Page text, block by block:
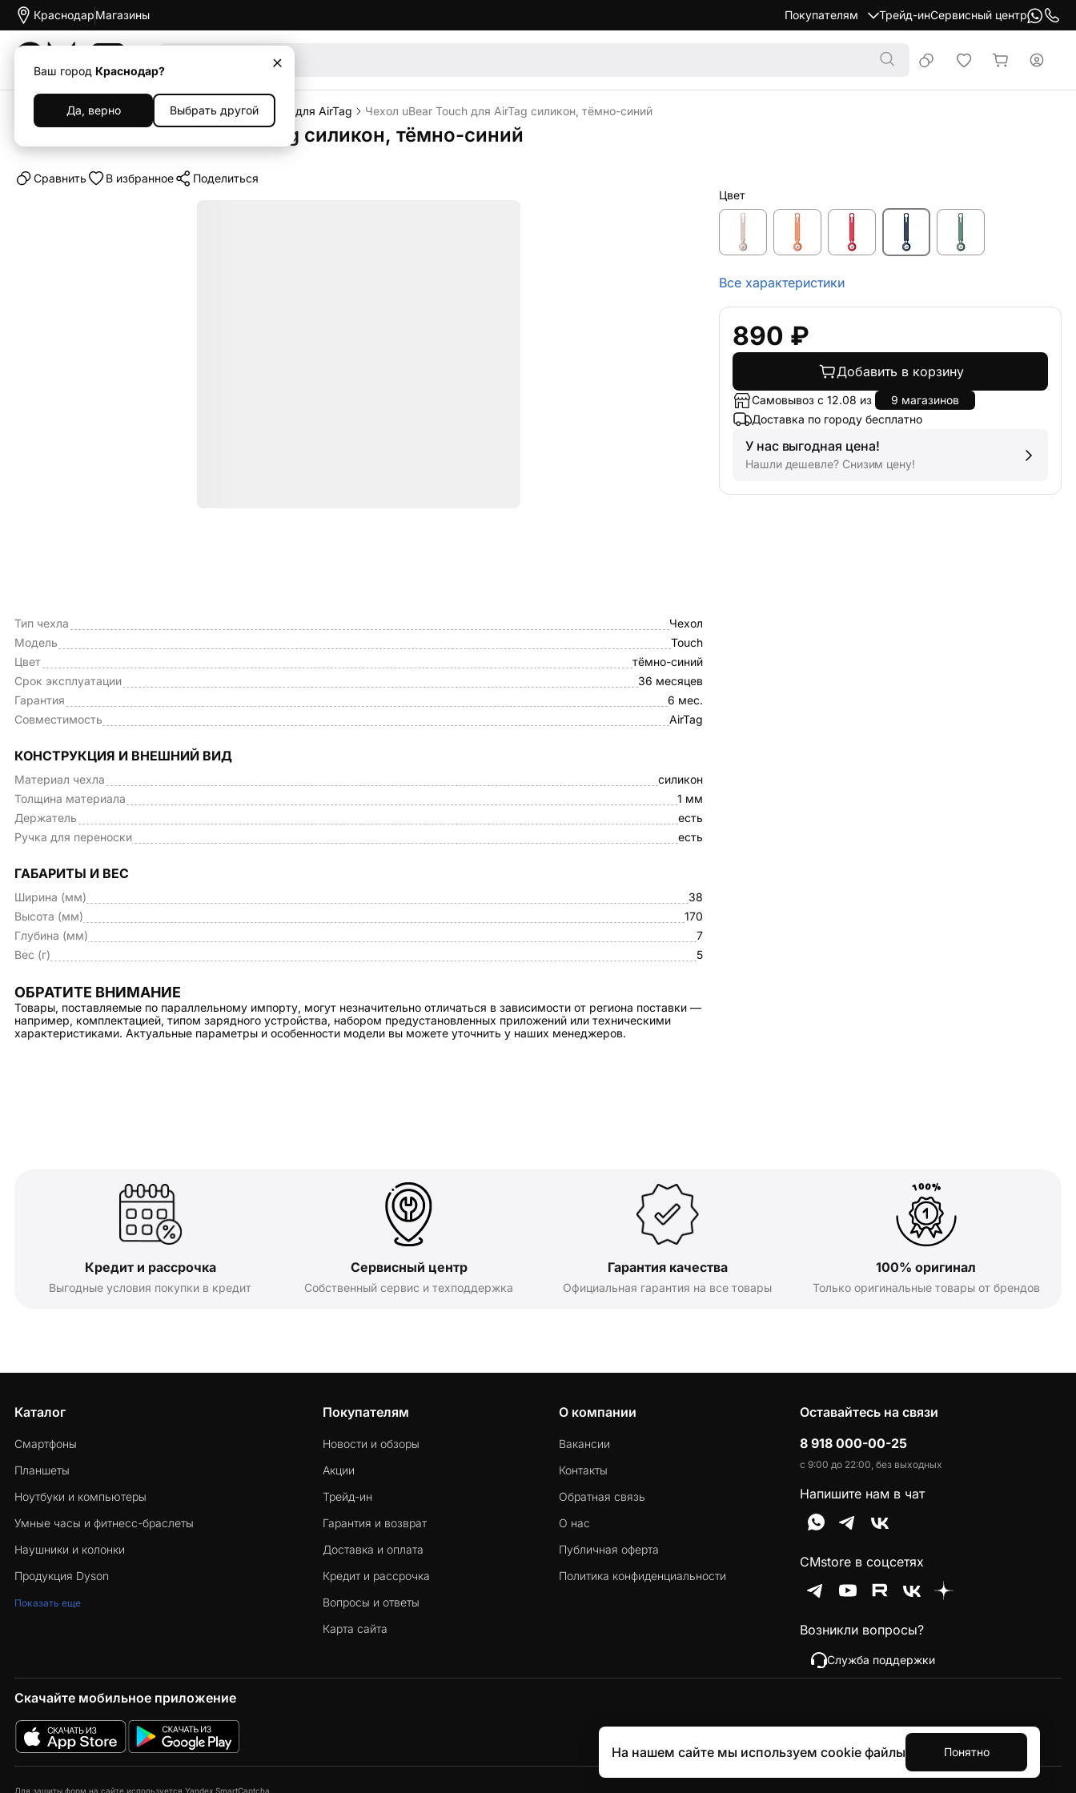
Краснодар
Ваш город Краснодар?
Да, верно Выбрать другой
Магазины Покупателям Трейд-инСервисный центр
Каталог Аксессуары Чехлы Чехлы для AirTag Чехол uBear Touch для AirTag силикон, тёмно-синий
Чехол uBear Touch для AirTag силикон, тёмно-синий
Cравнить В избранное Поделиться
Тип чехла
Чехол
Модель
Touch
Цвет
тёмно-синий
Срок эксплуатации
36 месяцев
Гарантия
6 мес.
Совместимость
AirTag
КОНСТРУКЦИЯ И ВНЕШНИЙ ВИД
Материал чехла
силикон
Толщина материала
1 мм
Держатель
есть
Ручка для переноски
есть
ГАБАРИТЫ И ВЕС
Ширина (мм)
38
Высота (мм)
170
Глубина (мм)
7
Вес (г)
5
ОБРАТИТЕ ВНИМАНИЕ
Товары, поставляемые по параллельному импорту, могут незначительно отличаться в зависимости от региона поставки —
например, комплектацией, типом зарядного устройства, набором предустановленных приложений или техническими
характеристиками. Актуальные параметры и особенности модели вы можете уточнить у наших менеджеров.
Цвет
Все характеристики
890 ₽
Добавить в корзину
Самовывоз с 12.08 из
9 магазинов
Доставка по городу бесплатно
У нас выгодная цена!
Нашли дешевле? Снизим цену!
Кредит и рассрочка
Выгодные условия покупки в кредит
Сервисный центр
Собственный сервис и техподдержка
Гарантия качества
Официальная гарантия на все товары
100% оригинал
Только оригинальные товары от брендов
Каталог
Смартфоны
Планшеты
Ноутбуки и компьютеры
Умные часы и фитнесс-браслеты
Наушники и колонки
Продукция Dyson
Показать еще
Покупателям
Новости и обзоры
Акции
Трейд-ин
Гарантия и возврат
Доставка и оплата
Кредит и рассрочка
Вопросы и ответы
Карта сайта
О компании
Вакансии
Контакты
Обратная связь
О нас
Публичная оферта
Политика конфиденциальности
Оставайтесь на связи
8 918 000-00-25
с 9:00 до 22:00, без выходных
Напишите нам в чат
CMstore в соцсетях
Возникли вопросы?
Служба поддержки
Скачайте мобильное приложение
Для защиты форм на сайте используется Yandex SmartCaptcha.
На нашем сайте мы используем cookie файлы Понятно